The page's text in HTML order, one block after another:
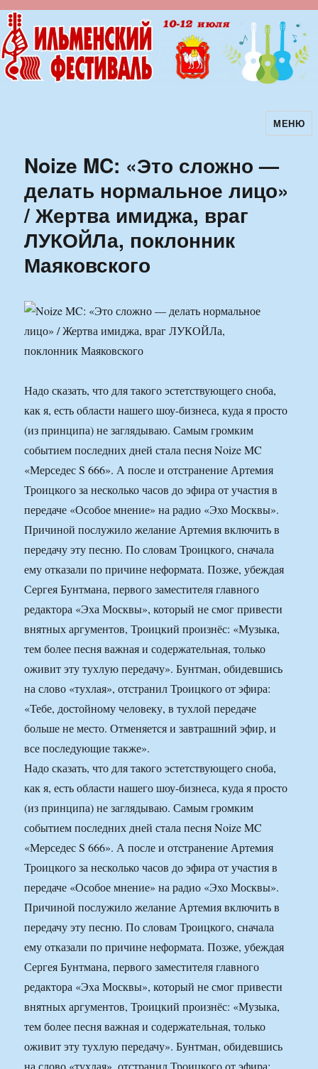
Ильменский фестиваль авторской
песни
МЕНЮ
Noize MC: «Это сложно —
делать нормальное лицо»
/ Жертва имиджа, враг
ЛУКОЙЛа, поклонник
Маяковского
Надо сказать, что для такого эстетствующего сноба,
как я, есть области нашего шоу-бизнеса, куда я просто
(из принципа) не заглядываю. Самым громким
событием последних дней стала песня Noize MC
«Мерседес S 666». А после и отстранение Артемия
Троицкого за несколько часов до эфира от участия в
передаче «Особое мнение» на радио «Эхо Москвы».
Причиной послужило желание Артемия включить в
передачу эту песню. По словам Троицкого, сначала
ему отказали по причине неформата. Позже, убеждая
Сергея Бунтмана, первого заместителя главного
редактора «Эха Москвы», который не смог привести
внятных аргументов, Троицкий произнёс: «Музыка,
тем более песня важная и содержательная, только
оживит эту тухлую передачу». Бунтман, обидевшись
на слово «тухлая», отстранил Троицкого от эфира:
«Тебе, достойному человеку, в тухлой передаче
больше не место. Отменяется и завтрашний эфир, и
все последующие также».
Надо сказать, что для такого эстетствующего сноба,
как я, есть области нашего шоу-бизнеса, куда я просто
(из принципа) не заглядываю. Самым громким
событием последних дней стала песня Noize MC
«Мерседес S 666». А после и отстранение Артемия
Троицкого за несколько часов до эфира от участия в
передаче «Особое мнение» на радио «Эхо Москвы».
Причиной послужило желание Артемия включить в
передачу эту песню. По словам Троицкого, сначала
ему отказали по причине неформата. Позже, убеждая
Сергея Бунтмана, первого заместителя главного
редактора «Эха Москвы», который не смог привести
внятных аргументов, Троицкий произнёс: «Музыка,
тем более песня важная и содержательная, только
оживит эту тухлую передачу». Бунтман, обидевшись